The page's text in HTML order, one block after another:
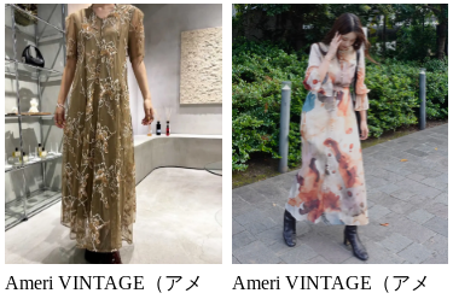
Ameri VINTAGE（アメ
Ameri VINTAGE（アメ